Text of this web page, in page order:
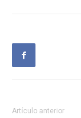
Artículo anterior